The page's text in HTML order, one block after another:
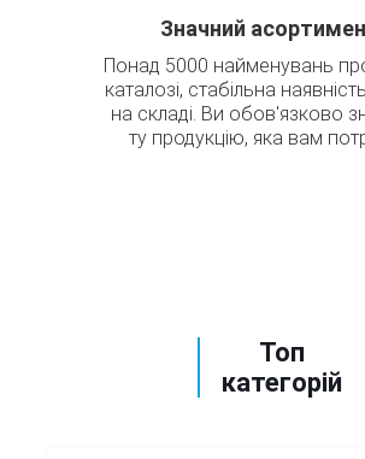
Значний
Понад 5000 найменувань
каталозі, стабільна
на складі. Ви обов'язково
ту продукцію, яка вам
Топ
категорій